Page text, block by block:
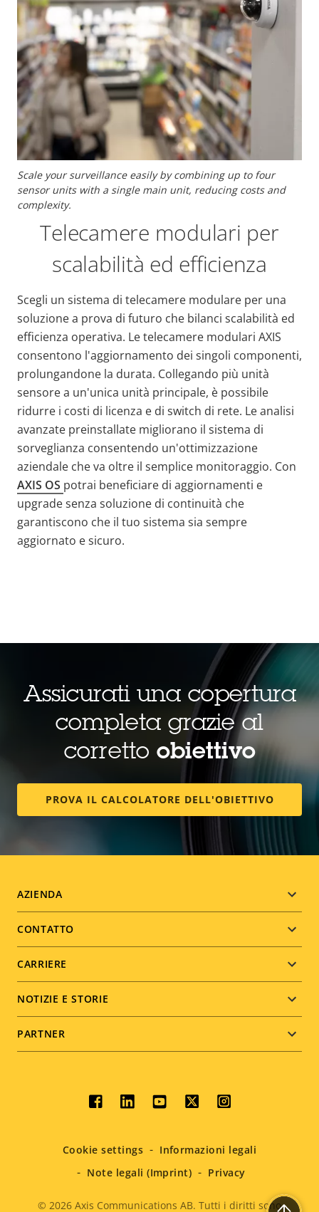
Scale your surveillance easily by combining up to four
sensor units with a single main unit, reducing costs and
complexity.
Telecamere modulari per
scalabilità ed efficienza
Scegli un sistema di telecamere modulare per una
soluzione a prova di futuro che bilanci scalabilità ed
efficienza operativa. Le telecamere modulari AXIS
consentono l'aggiornamento dei singoli componenti,
prolungandone la durata. Collegando più unità
sensore a un'unica unità principale, è possibile
ridurre i costi di licenza e di switch di rete. Le analisi
avanzate preinstallate migliorano il sistema di
sorveglianza consentendo un'ottimizzazione
aziendale che va oltre il semplice monitoraggio. Con
AXIS OS potrai beneficiare di aggiornamenti e
upgrade senza soluzione di continuità che
garantiscono che il tuo sistema sia sempre
aggiornato e sicuro.
Assicurati una copertura
completa grazie al
corretto obiettivo
PROVA IL CALCOLATORE DELL'OBIETTIVO
Footer
menu
AZIENDA
CONTATTO
CARRIERE
NOTIZIE E STORIE
PARTNER
Social
menu
© 2026 Axis Communications AB. Tutti i diritti sono
Cookie settings
Informazioni legali
Note legali (Imprint)
Privacy